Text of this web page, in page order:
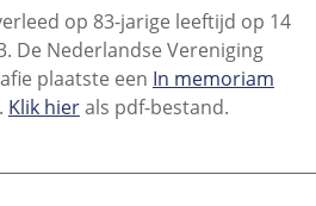
op 83-jarige leeftijd op 14
De Nederlandse Vereniging
plaatste een In memoriam
Klik hierals pdf-bestand.